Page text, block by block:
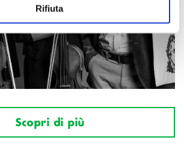
Rifiuta
Scopri di più